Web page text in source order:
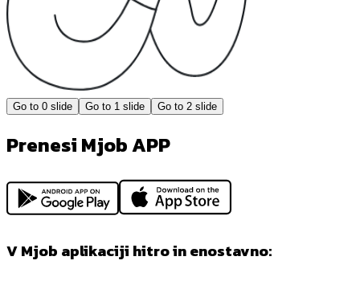
Go to 0 slide Go to 1 slide Go to 2 slide
Prenesi Mjob APP
V Mjob aplikaciji hitro in enostavno: